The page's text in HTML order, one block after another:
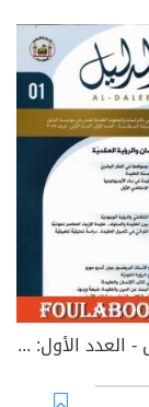
مجلة الدليل - العدد الأول: الإنسان والرؤية العقدية